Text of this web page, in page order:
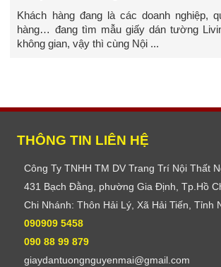
Khách hàng đang là các doanh nghiệp,
hàng… đang tìm mẫu giấy dán tường
không gian, vậy thì cùng Nội ...
THÔNG TIN LIÊN HỆ
Công Ty TNHH TM DV Trang Trí Nội Thất
431 Bạch Đằng, phường Gia Định, Tp.Hồ
Chi Nhánh: Thôn Hải Lý, Xã Hải Tiến, Tỉnh
090909 5458
090 88 99 879
giaydantuongnguyenmai@gmail.com